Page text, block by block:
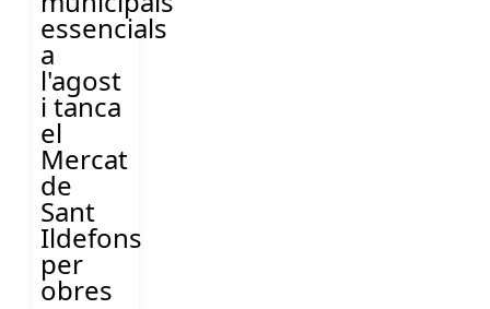
essencials
a
l'agost
i tanca
el
Mercat
de
Sant
Ildefons
per
obres